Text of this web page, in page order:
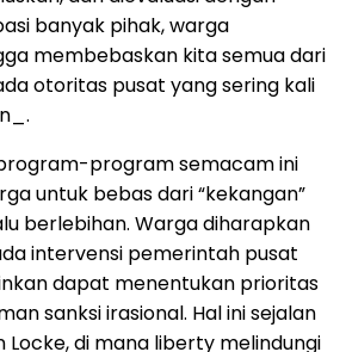
banyak pihak, warga
membebaskan kita semua dari
otoritas pusat yang sering kali
program semacam ini
untuk bebas dari “kekangan”
berlebihan. Warga diharapkan
intervensi pemerintah pusat
dapat menentukan prioritas
sanksi irasional. Hal ini sejalan
di mana liberty melindungi